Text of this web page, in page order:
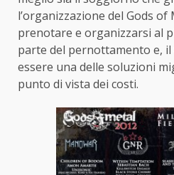
l’organizzazione del Gods of
prenotare e organizzarsi al
parte del pernottamento e, il
essere una delle soluzioni
punto di vista dei costi.